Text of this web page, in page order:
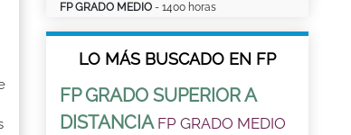
FP GRADO MEDIO - 1400 horas
LO MÁS BUSCADO EN FP
FP GRADO SUPERIOR A
DISTANCIA FP GRADO MEDIO